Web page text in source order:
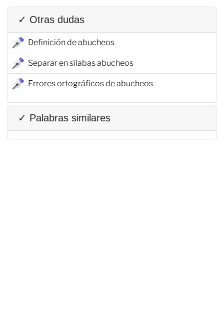
✓ Otras dudas
Definición de abucheos
Separar en sílabas abucheos
Errores ortográficos de abucheos
✓ Palabras similares